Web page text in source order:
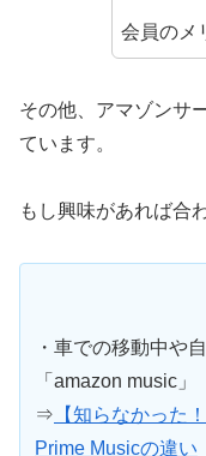
会員のメ
その他、アマゾンサ
ています。
もし興味があれば合
・車での移動中や
「amazon music」
⇒ 【知らなかった
Prime Musicの違い